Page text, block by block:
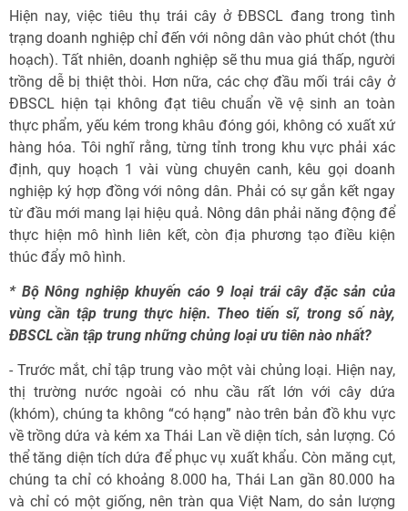
Hiện nay, việc tiêu thụ trái cây ở ĐBSCL đang trong tình
trạng doanh nghiệp chỉ đến với nông dân vào phút chót (thu
hoạch). Tất nhiên, doanh nghiệp sẽ thu mua giá thấp, người
trồng dễ bị thiệt thòi. Hơn nữa, các chợ đầu mối trái cây ở
ĐBSCL hiện tại không đạt tiêu chuẩn về vệ sinh an toàn
thực phẩm, yếu kém trong khâu đóng gói, không có xuất xứ
hàng hóa. Tôi nghĩ rằng, từng tỉnh trong khu vực phải xác
định, quy hoạch 1 vài vùng chuyên canh, kêu gọi doanh
nghiệp ký hợp đồng với nông dân. Phải có sự gắn kết ngay
từ đầu mới mang lại hiệu quả. Nông dân phải năng động để
thực hiện mô hình liên kết, còn địa phương tạo điều kiện
thúc đẩy mô hình.
* Bộ Nông nghiệp khuyến cáo 9 loại trái cây đặc sản của
vùng cần tập trung thực hiện. Theo tiến sĩ, trong số này,
ĐBSCL cần tập trung những chủng loại ưu tiên nào nhất?
- Trước mắt, chỉ tập trung vào một vài chủng loại. Hiện nay,
thị trường nước ngoài có nhu cầu rất lớn với cây dứa
(khóm), chúng ta không “có hạng” nào trên bản đồ khu vực
về trồng dứa và kém xa Thái Lan về diện tích, sản lượng. Có
thể tăng diện tích dứa để phục vụ xuất khẩu. Còn măng cụt,
chúng ta chỉ có khoảng 8.000 ha, Thái Lan gần 80.000 ha
và chỉ có một giống, nên tràn qua Việt Nam, do sản lượng